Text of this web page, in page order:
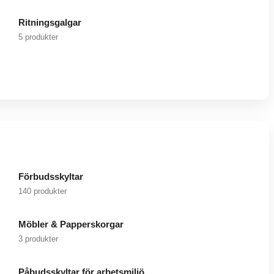
Ritningsgalgar
5 produkter
Förbudsskyltar
140 produkter
Möbler & Papperskorgar
3 produkter
Påbudsskyltar för arbetsmiljö